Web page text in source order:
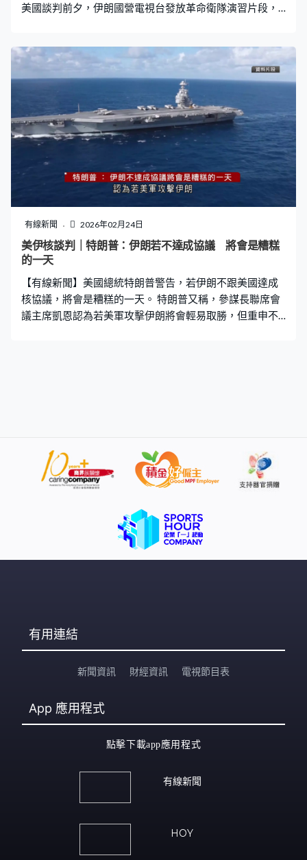
美國談判前夕，伊朗國營電視台發放革命衛隊演習片段，
談判達成的共識，與美國達成協議觸手可及，但前提要外
交優先，又稱伊朗基本信念非常明確，強調在任何情況下
都不會發展核武，但絕不會放棄和平利用核子技術造福人
民的權利，將不惜一切代價捍衛主權，尋求和平解決任何
分歧。
有線新聞 2026年02月24日
美伊核談判｜特朗普：伊朗若不達成協議 將會是糟糕
的一天
【有線新聞】美國總統特朗普警告，若伊朗不跟美國達成
核協議，將會是糟糕的一天。 特朗普又稱，參謀長聯席會
議主席凱恩認為若美軍攻擊伊朗將會輕易取勝，但重申不
有用連結
新聞資訊 財經資訊 電視節目表
App 應用程式
點擊下載app應用程式
有線新聞
HOY